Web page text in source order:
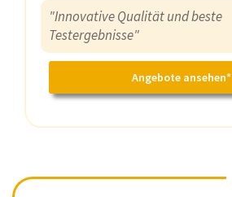
"Innovative Qualität und beste
Testergebnisse"
Angebote ansehen*